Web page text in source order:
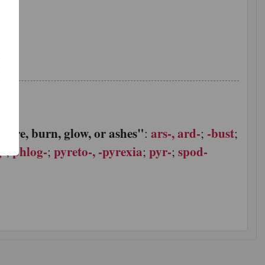
"fire, burn, glow, or ashes": ars-, ard-; -bust;
;phlog-; pyreto-, -pyrexia; pyr-; spod-